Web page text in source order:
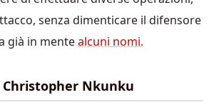
senza dimenticare il difensore
già in mentealcuni nomi.
Nkunku